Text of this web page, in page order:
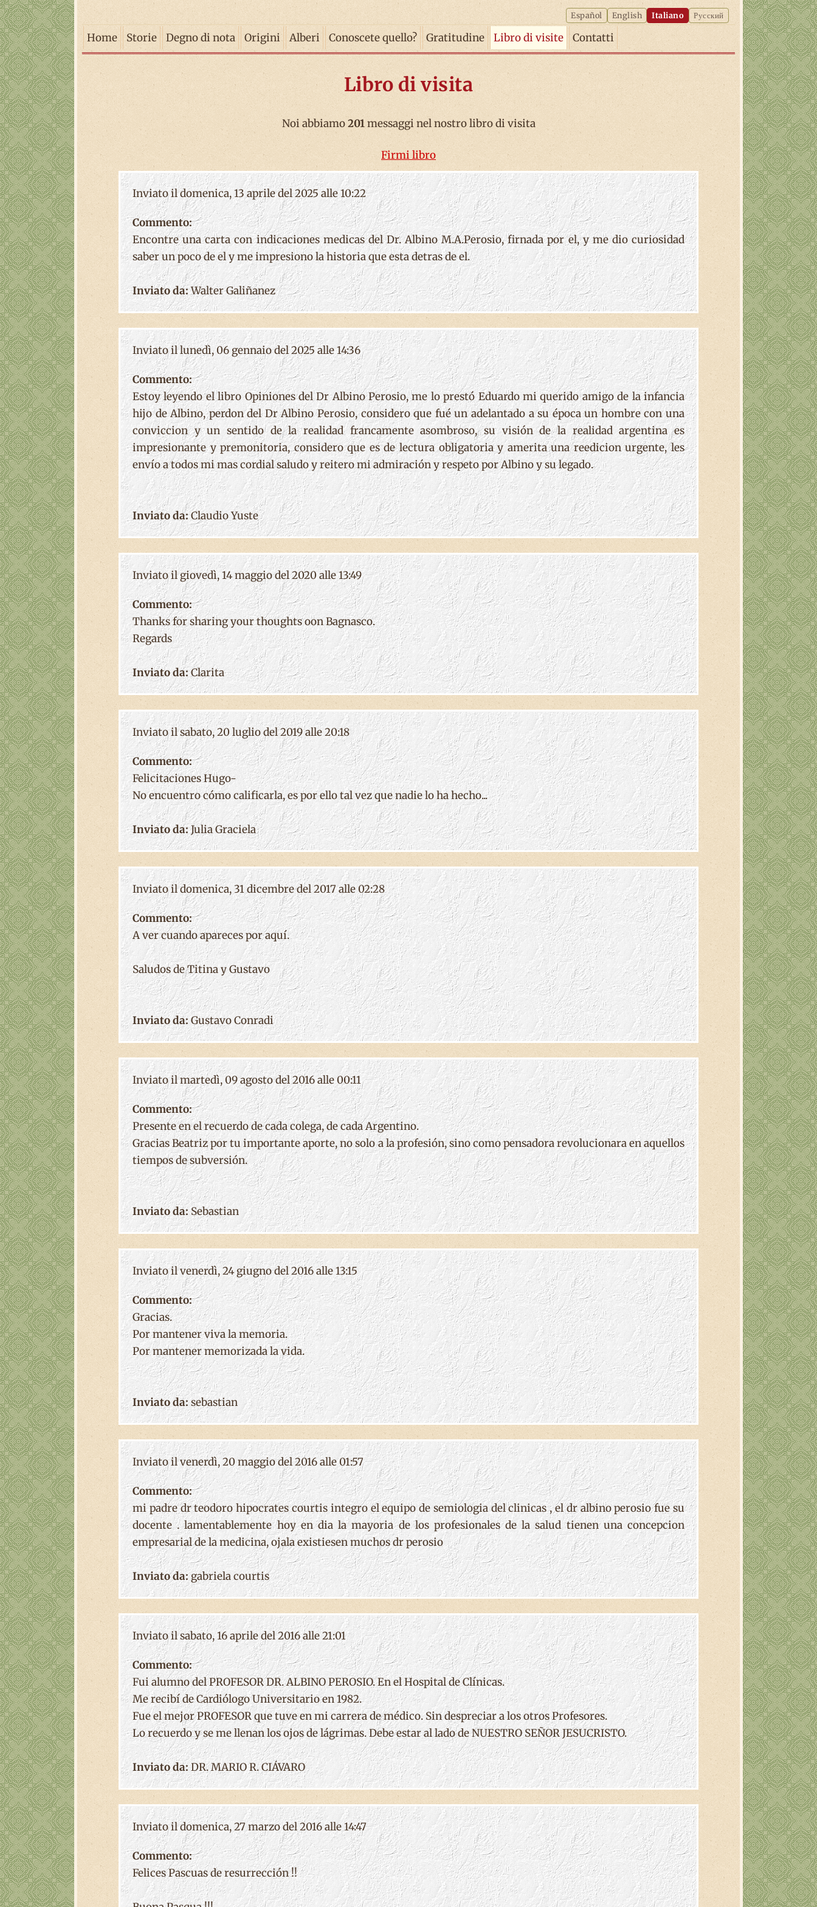
Español English Italiano Русский
Home Storie Degno di nota Origini Alberi Conoscete quello? Gratitudine Libro di visite Contatti
Libro di visita
Noi abbiamo201messaggi nel nostro libro di visita
Firmi libro
Inviato il domenica, 13 aprile del 2025 alle 10:22
Commento:
Encontre una carta con indicaciones medicas del Dr. Albino M.A.Perosio, firnada por el, y me dio curiosidad
saber un poco de el y me impresiono la historia que esta detras de el.
Inviato da:Walter Galiñanez
Inviato il lunedì, 06 gennaio del 2025 alle 14:36
Commento:
Estoy leyendo el libro Opiniones del Dr Albino Perosio, me lo prestó Eduardo mi querido amigo de la infancia
hijo de Albino, perdon del Dr Albino Perosio, considero que fué un adelantado a su época un hombre con una
conviccion y un sentido de la realidad francamente asombroso, su visión de la realidad argentina es
impresionante y premonitoria, considero que es de lectura obligatoria y amerita una reedicion urgente, les
envío a todos mi mas cordial saludo y reitero mi admiración y respeto por Albino y su legado.
Inviato da:Claudio Yuste
Inviato il giovedì, 14 maggio del 2020 alle 13:49
Commento:
Thanks for sharing your thoughts oon Bagnasco.
Regards
Inviato da:Clarita
Inviato il sabato, 20 luglio del 2019 alle 20:18
Commento:
Felicitaciones Hugo-
No encuentro cómo calificarla, es por ello tal vez que nadie lo ha hecho...
Inviato da:Julia Graciela
Inviato il domenica, 31 dicembre del 2017 alle 02:28
Commento:
A ver cuando apareces por aquí.
Saludos de Titina y Gustavo
Inviato da:Gustavo Conradi
Inviato il martedì, 09 agosto del 2016 alle 00:11
Commento:
Presente en el recuerdo de cada colega, de cada Argentino.
Gracias Beatriz por tu importante aporte, no solo a la profesión, sino como pensadora revolucionara en aquellos
tiempos de subversión.
Inviato da:Sebastian
Inviato il venerdì, 24 giugno del 2016 alle 13:15
Commento:
Gracias.
Por mantener viva la memoria.
Por mantener memorizada la vida.
Inviato da:sebastian
Inviato il venerdì, 20 maggio del 2016 alle 01:57
Commento:
mi padre dr teodoro hipocrates courtis integro el equipo de semiologia del clinicas , el dr albino perosio fue su
docente . lamentablemente hoy en dia la mayoria de los profesionales de la salud tienen una concepcion
empresarial de la medicina, ojala existiesen muchos dr perosio
Inviato da:gabriela courtis
Inviato il sabato, 16 aprile del 2016 alle 21:01
Commento:
Fui alumno del PROFESOR DR. ALBINO PEROSIO. En el Hospital de Clínicas.
Me recibí de Cardiólogo Universitario en 1982.
Fue el mejor PROFESOR que tuve en mi carrera de médico. Sin despreciar a los otros Profesores.
Lo recuerdo y se me llenan los ojos de lágrimas. Debe estar al lado de NUESTRO SEÑOR JESUCRISTO.
Inviato da:DR. MARIO R. CIÁVARO
Inviato il domenica, 27 marzo del 2016 alle 14:47
Commento:
Felices Pascuas de resurrección !!